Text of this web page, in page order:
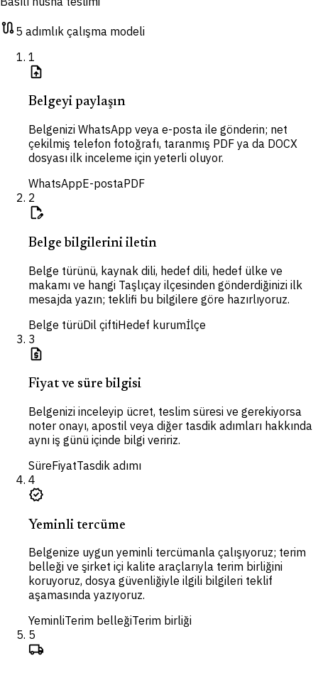
route5 adımlık çalışma modeli
1
upload_file
Belgeyi paylaşın
Belgenizi WhatsApp veya e-posta ile gönderin; net
çekilmiş telefon fotoğrafı, taranmış PDF ya da DOCX
dosyası ilk inceleme için yeterli oluyor.
WhatsAppE-postaPDF
2
edit_document
Belge bilgilerini iletin
Belge türünü, kaynak dili, hedef dili, hedef ülke ve
makamı ve hangi Taşlıçay ilçesinden gönderdiğinizi ilk
mesajda yazın; teklifi bu bilgilere göre hazırlıyoruz.
Belge türüDil çiftiHedef kurumİlçe
3
request_quote
Fiyat ve süre bilgisi
Belgenizi inceleyip ücret, teslim süresi ve gerekiyorsa
noter onayı, apostil veya diğer tasdik adımları hakkında
aynı iş günü içinde bilgi veririz.
SüreFiyatTasdik adımı
4
verified
Yeminli tercüme
Belgenize uygun yeminli tercümanla çalışıyoruz; terim
belleği ve şirket içi kalite araçlarıyla terim birliğini
koruyoruz, dosya güvenliğiyle ilgili bilgileri teklif
aşamasında yazıyoruz.
YeminliTerim belleğiTerim birliği
5
local_shipping